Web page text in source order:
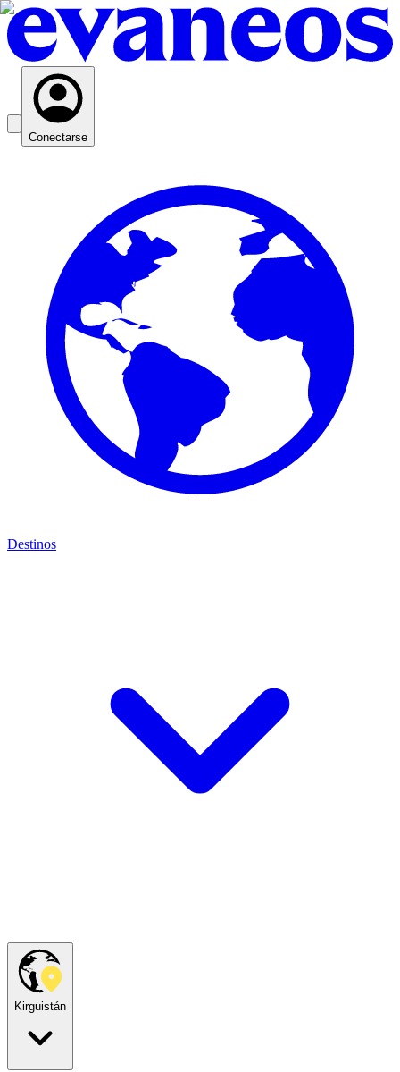
Conectarse
Destinos
Kirguistán